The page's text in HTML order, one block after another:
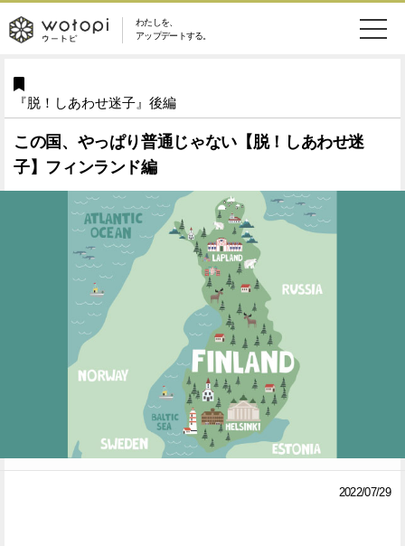
わたしを、
アップデートする。
wotopi
-
ウ
ー
メ
ュ
ー
美容・コスメ 妊娠・出産
健康
ライフスタイル ファッション
ソーシャル
アイテム
ウートピとは？
Facebook Twitter
『脱！しあわせ迷子』後編
この国、やっぱり普通じゃない【脱！しあわせ迷
子】フィンランド編
2022/07/29